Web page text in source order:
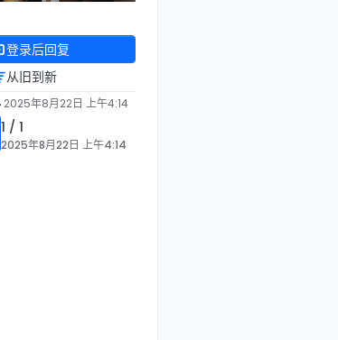
登录后回复
从旧到新
2025年8月22日 上午4:14
1 / 1
2025年8月22日 上午4:14